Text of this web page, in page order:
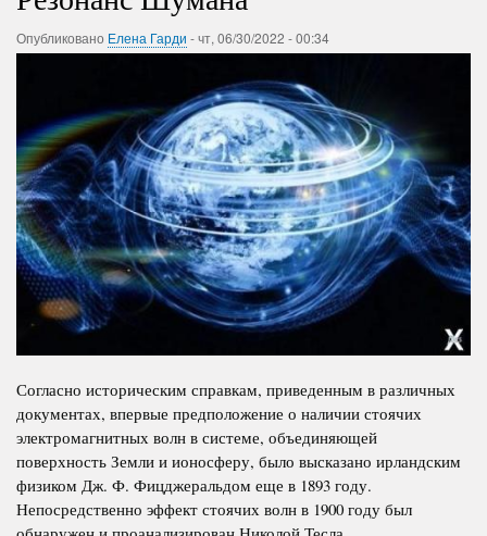
Опубликовано Елена Гарди -чт, 06/30/2022 - 00:34
Согласно историческим справкам, приведенным в различных
документах, впервые предположение о наличии стоячих
электромагнитных волн в системе, объединяющей
поверхность Земли и ионосферу, было высказано ирландским
физиком Дж. Ф. Фицджеральдом еще в 1893 году.
Непосредственно эффект стоячих волн в 1900 году был